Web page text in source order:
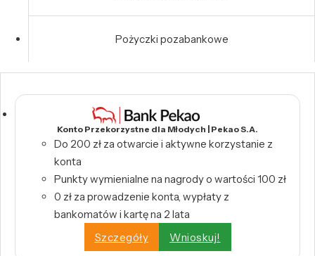
Pożyczki pozabankowe
Konto Przekorzystne dla Młodych | Pekao S.A.
Do 200 zł za otwarcie i aktywne korzystanie z
konta
Punkty wymienialne na nagrody o wartości 100 zł
0 zł za prowadzenie konta, wypłaty z
bankomatów i kartę na 2 lata
Szczegóły
Wnioskuj!